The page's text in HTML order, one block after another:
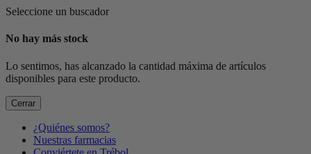
Seleccione un buscador
No hay más stock
Lo sentimos, has alcanzado la cantidad máxima de artículos
disponibles para este producto.
Cerrar
¿Quiénes somos?
Nuestras farmacias